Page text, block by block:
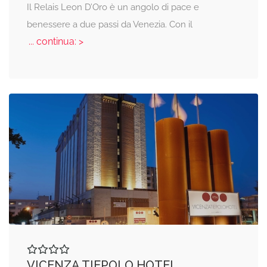
Il Relais Leon D’Oro è un angolo di pace e
benessere a due passi da Venezia. Con il
... continua: >